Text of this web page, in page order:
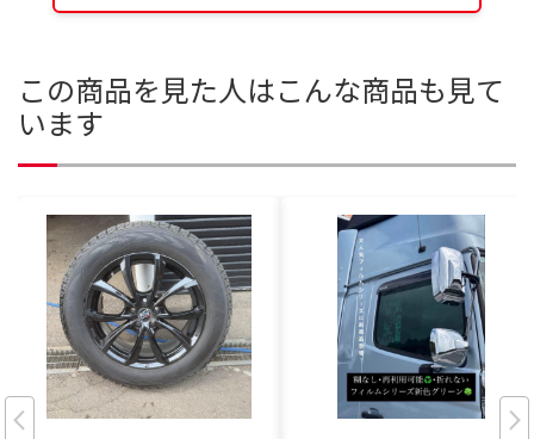
この商品を見た人はこんな商品も見て
います